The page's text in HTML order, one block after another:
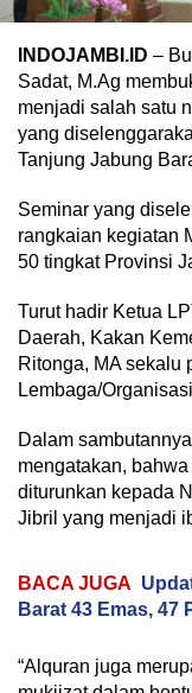
INDOJAMBI.ID –
Sadat, M.Ag
menjadi salah satu
yang
Tanjung Jabung
Seminar yang
rangkaian kegiatan
50 tingkat Provinsi
Turut hadir Ketua
Daerah, Kakan
Ritonga, MA sekalu
Lembaga/
Dalam
mengatakan,
diturunkan kepada
Jibril yang menjadi
BACA JUGA
Barat 43 Emas, 47
“Alquran juga